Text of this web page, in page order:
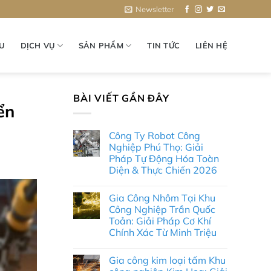
Newsletter
DỊCH VỤ SẢN PHẨM TIN TỨC LIÊN HỆ
BÀI VIẾT GẦN ĐÂY
Công Ty Robot Công
Nghiệp Phú Thọ: Giải
Pháp Tự Động Hóa Toàn
Diện & Thực Chiến 2026
bình
luận
ở
Công
Ty
Robot
Phú
Thọ:
Gia Công Nhôm Tại Khu
Công Nghiệp Trần Quốc
Toản: Giải Pháp Cơ Khí
Chính Xác Từ Minh Triệu
bình
luận
Gia công kim loại tấm Khu